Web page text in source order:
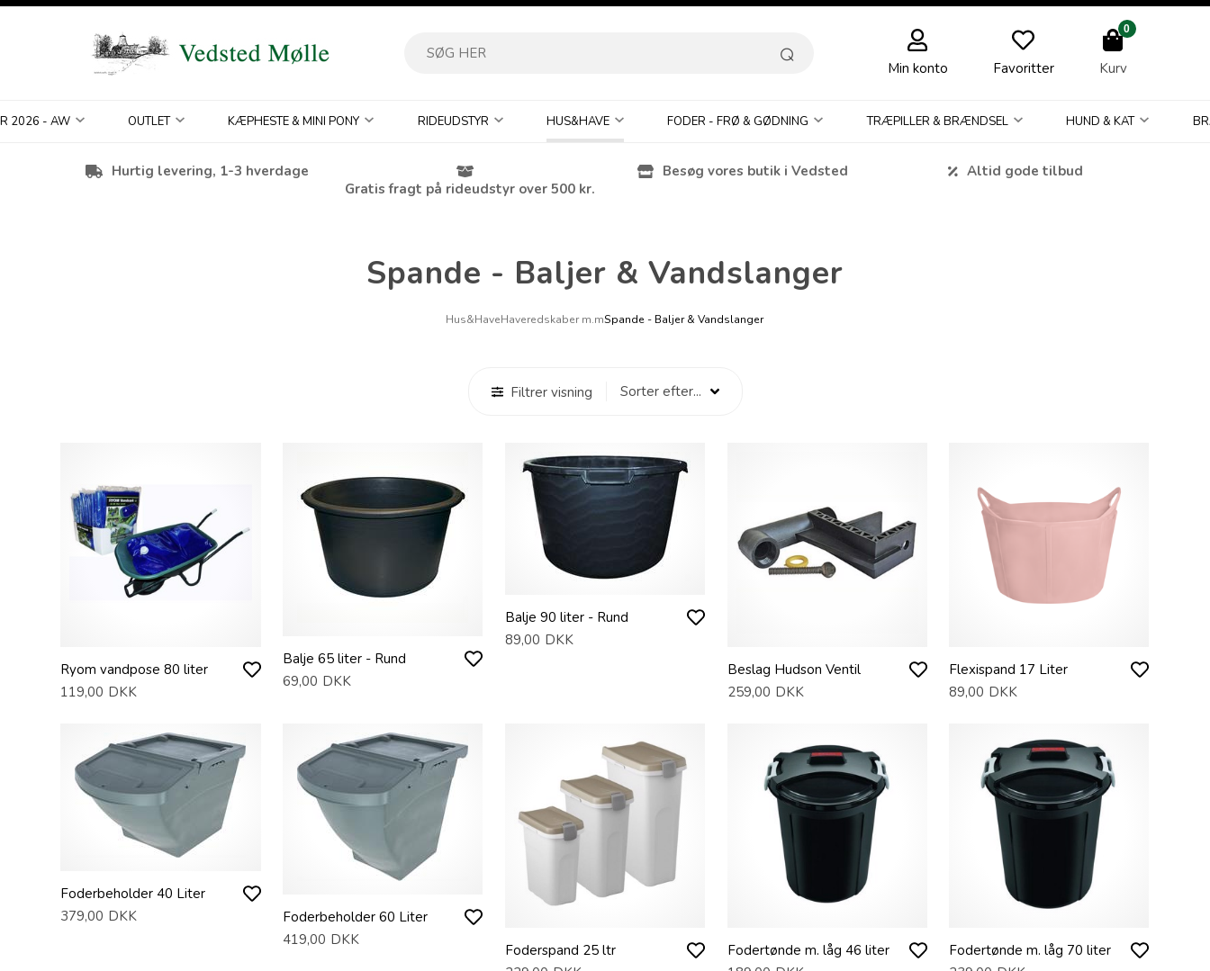
Min konto Favoritter
0
Kurv
2026 - AW OUTLET KÆPHESTE & MINI PONY RIDEUDSTYR HUS&HAVE FODER - FRØ & GØDNING TRÆPILLER & BRÆNDSEL HUND & KAT
Hurtig levering, 1-3 hverdage
Gratis fragt på rideudstyr over 500 kr.
Besøg vores butik i Vedsted Altid gode tilbud
Spande - Baljer & Vandslanger
Hus&HaveHaveredskaber m.mSpande - Baljer & Vandslanger
Filtrer visning
Ryom vandpose 80 liter
119,00 DKK
Balje 65 liter - Rund
69,00 DKK
Balje 90 liter - Rund
89,00 DKK
Beslag Hudson Ventil
259,00 DKK
Flexispand 17 Liter
89,00 DKK
Foderbeholder 40 Liter
379,00 DKK
Foderbeholder 60 Liter
419,00 DKK
Foderspand 25 ltr
Fodertønde m. låg 46 liter
Fodertønde m. låg 70 liter